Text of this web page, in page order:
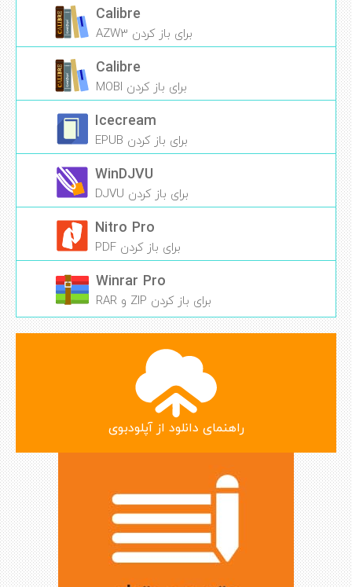
Calibre
برای باز کردن AZW3
Calibre
برای باز کردن MOBI
Icecream
برای باز کردن EPUB
WinDJVU
برای باز کردن DJVU
Nitro Pro
برای باز کردن PDF
Winrar Pro
برای باز کردن ZIP و RAR
راهنمای دانلود از آپلودبوی